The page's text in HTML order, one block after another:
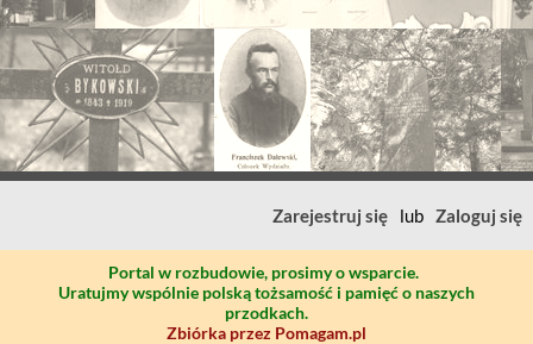
Zarejestruj się lub Zaloguj się
Portal w rozbudowie, prosimy o wsparcie.
Uratujmy wspólnie polską tożsamość i pamięć o naszych
przodkach.
Zbiórka przez Pomagam.pl